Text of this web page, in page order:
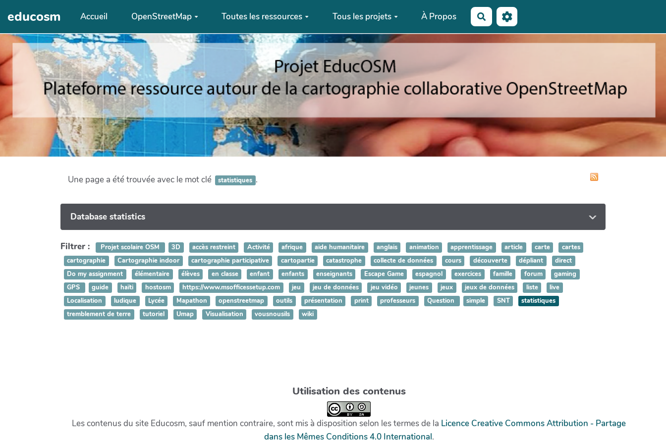
Aller au contenu principal
educosm Accueil OpenStreetMap Toutes les ressources Tous les projets À Propos Rechercher
Une page a été trouvée avec le mot clé statistiques .
Database statistics
Filtrer : Projet scolaire OSM 3D accès restreint Activité afrique aide humanitaire anglais animation apprentissage article carte
cartes
cartographie
Cartographie indoor cartographie participative cartopartie catastrophe collecte de données cours découverte dépliant
direct
Do my assignment
élémentaire élèves en classe enfant enfants enseignants Escape Game espagnol exercices famille forum
gaming
GPS
guide haïti hostosm https://www.msofficessetup.com jeu jeu de données jeu vidéo jeunes jeux jeux de données liste
live
Localisation
ludique Lycée Mapathon openstreetmap outils présentation print professeurs Question simple SNT
statistiques
tremblement de terre
tutoriel Umap Visualisation vousnousils wiki
Utilisation des contenus
Les contenus du site Educosm, sauf mention contraire, sont mis à disposition selon les termes de la Licence Creative Commons Attribution - Partage
dans les Mêmes Conditions 4.0 International.